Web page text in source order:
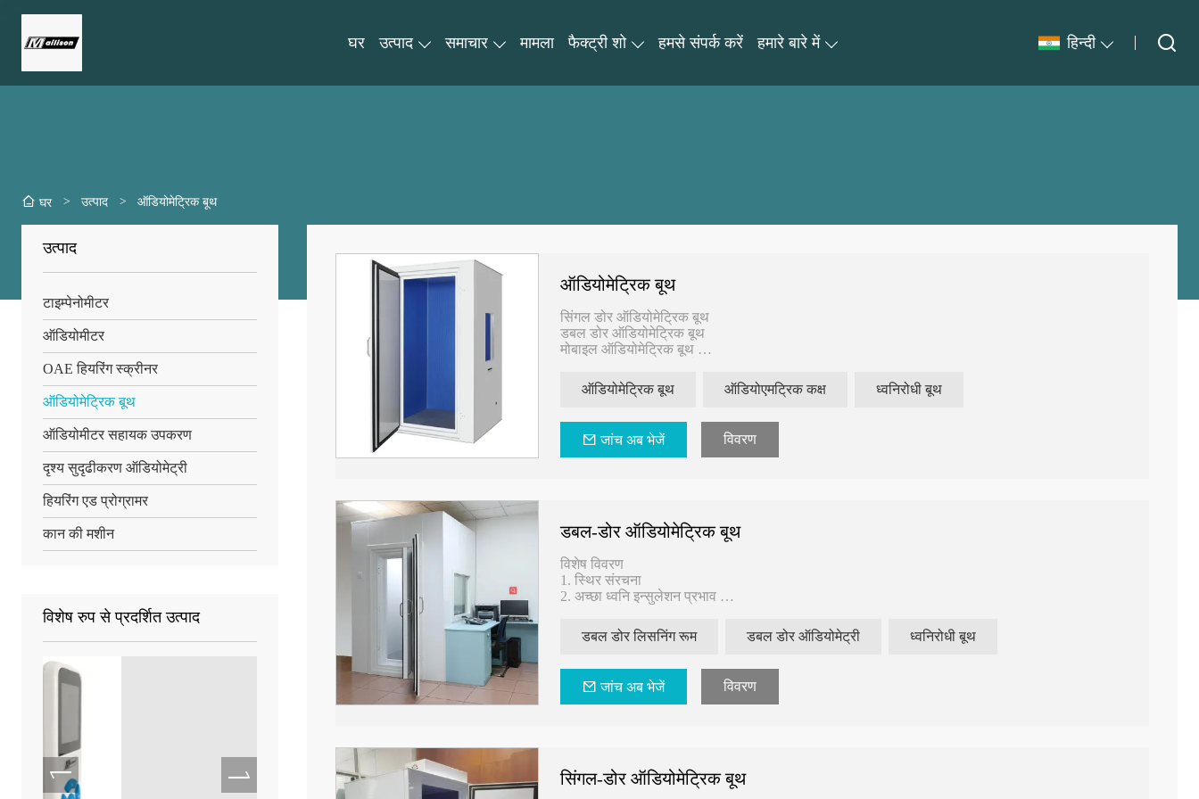
घर उत्पाद समाचार मामला फैक्ट्री शो हमसे संपर्क करें हमारे बारे में हिन्दी
घर > उत्पाद > ऑडियोमेट्रिक बूथ
उत्पाद
टाइम्पेनोमीटर
ऑडियोमीटर
OAE हियरिंग स्क्रीनर
ऑडियोमेट्रिक बूथ
ऑडियोमीटर सहायक उपकरण
दृश्य सुदृढीकरण ऑडियोमेट्री
हियरिंग एड प्रोग्रामर
कान की मशीन
विशेष रुप से प्रदर्शित उत्पाद
ऑडियोमेट्रिक बूथ
सिंगल डोर ऑडियोमेट्रिक बूथ
डबल डोर ऑडियोमेट्रिक बूथ
मोबाइल ऑडियोमेट्रिक बूथ
ऑडियोमेट्रिक बूथ
ऑडियोएमट्रिक कक्ष ध्वनिरोधी बूथ
जांच अब भेजें विवरण
डबल-डोर ऑडियोमेट्रिक बूथ
विशेष विवरण
1. स्थिर संरचना
2. अच्छा ध्वनि इन्सुलेशन प्रभाव
डबल डोर लिसनिंग रूम
डबल डोर ऑडियोमेट्री ध्वनिरोधी बूथ
जांच अब भेजें विवरण
सिंगल-डोर ऑडियोमेट्रिक बूथ